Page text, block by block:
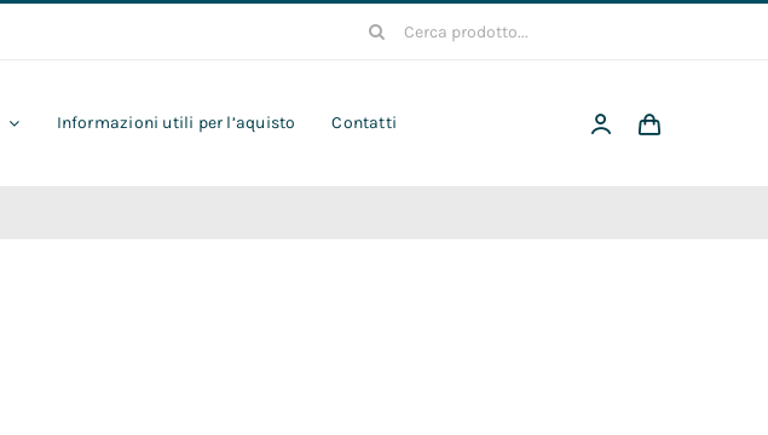
Cerca
Informazioni utili per l’aquisto Contatti